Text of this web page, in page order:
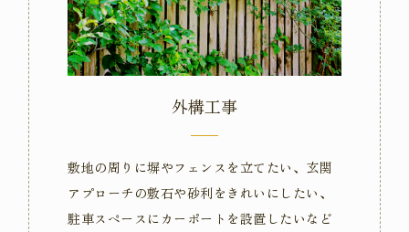
外構工事
敷地の周りに塀やフェンスを立てたい、玄関
アプローチの敷石や砂利をきれいにしたい、
駐車スペースにカーポートを設置したいなど